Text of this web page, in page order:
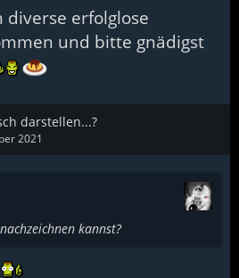
diverse erfolglose
und bitte gnädigst
darstellen...?
2021
kannst?